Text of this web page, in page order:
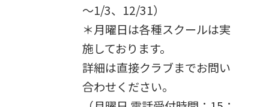
～1/3、12/31）
＊月曜日は各種スクールは実
施しております。
詳細は直接クラブまでお問い
合わせください。
For
foreigners